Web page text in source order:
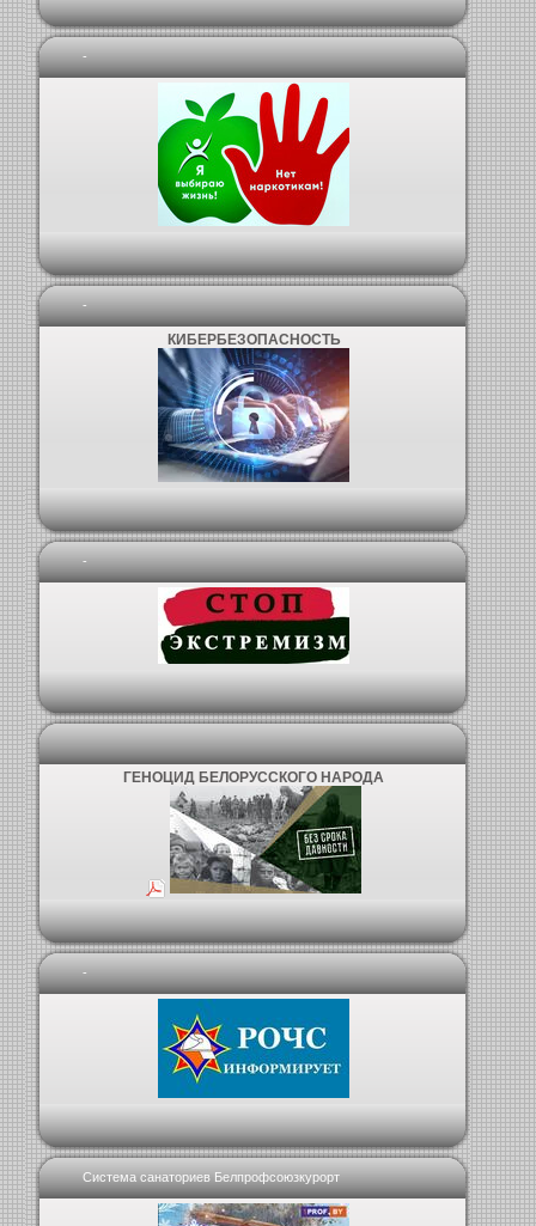
-
-
КИБЕРБЕЗОПАСНОСТЬ
-
ГЕНОЦИД БЕЛОРУССКОГО НАРОДА
-
Система санаториев Белпрофсоюзкурорт